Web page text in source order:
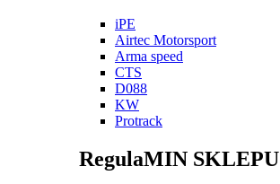
iPE
Airtec Motorsport
Arma speed
CTS
D088
KW
Protrack
RegulaMIN SKLEPU